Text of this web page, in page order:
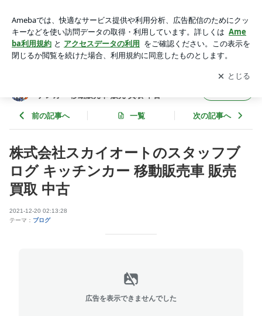
売車 販売 買取 中古 | 株式会社スカイオートのスタッフブログ
キッチンカー 移動販売車 販売 買取 中古
アプリをダウンロードして ブログの更新通知
を受け取りまし
ょう。
開く
チンカー 移動販売車 販売 買取 中古
前の記事へ 一覧 次の記事へ
株式会社スカイオートのスタッフブ
ログ キッチンカー 移動販売車 販売
買取 中古
2021-12-20 02:13:28
テーマ： ブログ
広告を表示できませんでした